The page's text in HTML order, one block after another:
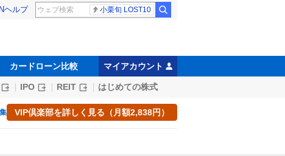
ヘルプ 小栗旬 LOST10
カードローン比較 マイアカウント
IPO REIT はじめての株式
VIP倶楽部を詳しく見る（月額2,838円）